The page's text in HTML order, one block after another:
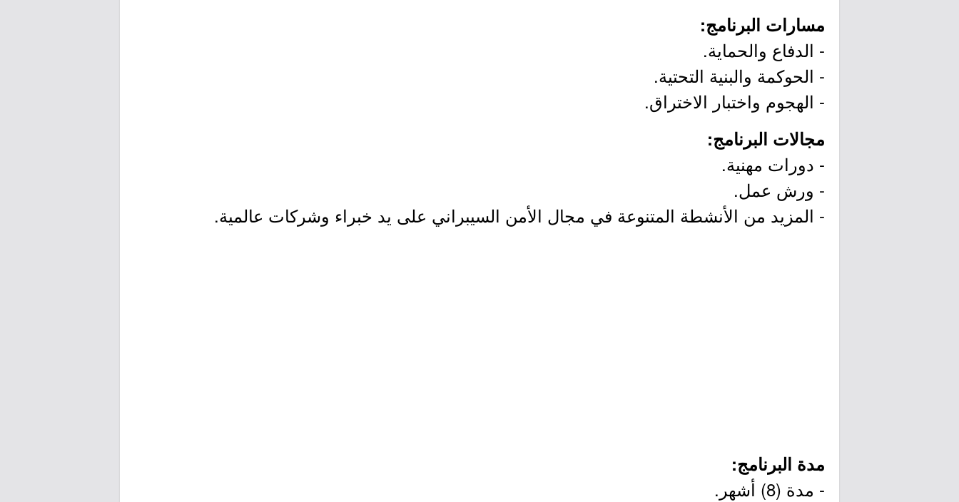
مسارات البرنامج:
- الدفاع والحماية.
- الحوكمة والبنية التحتية.
- الهجوم واختبار الاختراق.
مجالات البرنامج:
- دورات مهنية.
- ورش عمل.
- المزيد من الأنشطة المتنوعة في مجال الأمن السيبراني على يد خبراء وشركات عالمية.
مدة البرنامج:
- مدة (8) أشهر.